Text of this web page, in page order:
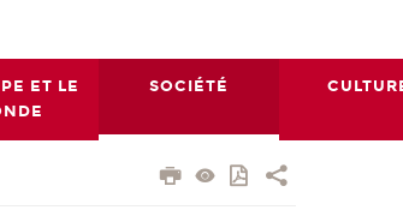
ET LE
SOCIÉTÉ